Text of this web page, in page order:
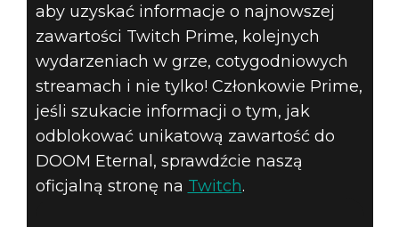
aby uzyskać informacje o najnowszej
zawartości Twitch Prime, kolejnych
wydarzeniach w grze, cotygodniowych
streamach i nie tylko! Członkowie Prime,
jeśli szukacie informacji o tym, jak
odblokować unikatową zawartość do
DOOM Eternal, sprawdźcie naszą
oficjalną stronę na Twitch.